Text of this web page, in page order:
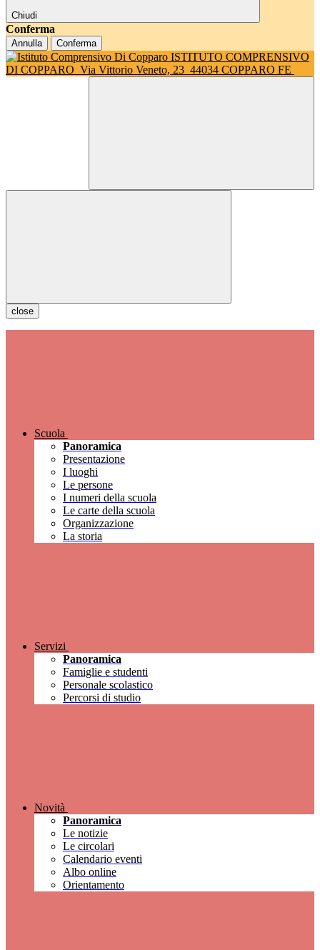
Chiudi
Conferma
Annulla Conferma
ISTITUTO COMPRENSIVO
DI COPPARO Via Vittorio Veneto, 23 44034 COPPARO FE
close
Scuola
Panoramica
Presentazione
I luoghi
Le persone
I numeri della scuola
Le carte della scuola
Organizzazione
La storia
Servizi
Panoramica
Famiglie e studenti
Personale scolastico
Percorsi di studio
Novità
Panoramica
Le notizie
Le circolari
Calendario eventi
Albo online
Orientamento